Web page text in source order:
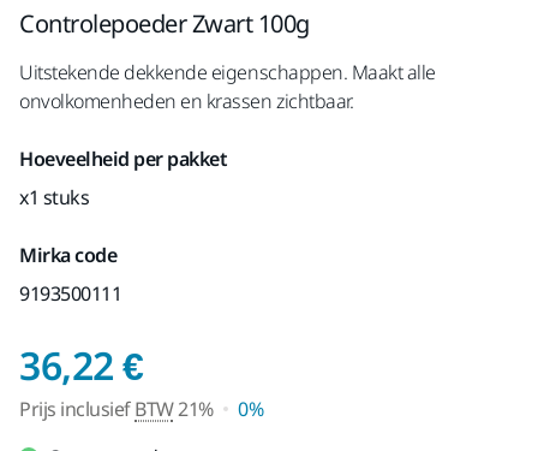
Controlepoeder Zwart 100g
Uitstekende dekkende eigenschappen. Maakt alle
onvolkomenheden en krassen zichtbaar.
Hoeveelheid per pakket
x1 stuks
Mirka code
9193500111
36,22 €Prijs inclusief BTW
Prijs inclusiefBTW21%
0%